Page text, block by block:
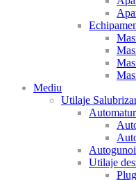
Mediu
Utilaje
Utilaje